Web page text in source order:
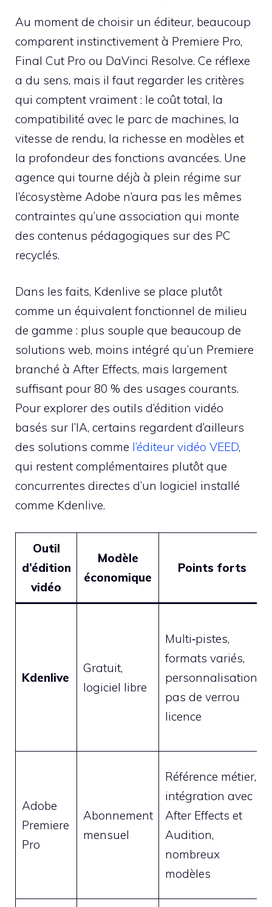
Au moment de choisir un éditeur, beaucoup
comparent instinctivement à Premiere Pro,
Final Cut Pro ou DaVinci Resolve. Ce réflexe
a du sens, mais il faut regarder les critères
qui comptent vraiment : le coût total, la
compatibilité avec le parc de machines, la
vitesse de rendu, la richesse en modèles et
la profondeur des fonctions avancées. Une
agence qui tourne déjà à plein régime sur
l’écosystème Adobe n’aura pas les mêmes
contraintes qu’une association qui monte
des contenus pédagogiques sur des PC
recyclés.
Dans les faits, Kdenlive se place plutôt
comme un équivalent fonctionnel de milieu
de gamme : plus souple que beaucoup de
solutions web, moins intégré qu’un Premiere
branché à After Effects, mais largement
suffisant pour 80 % des usages courants.
Pour explorer des outils d’édition vidéo
basés sur l’IA, certains regardent d’ailleurs
des solutions comme l’éditeur vidéo VEED,
qui restent complémentaires plutôt que
concurrentes directes d’un logiciel installé
comme Kdenlive.
Outil
d’édition
vidéo
Modèle
économique
Points forts
Kdenlive
Gratuit,
logiciel libre
Multi‑pistes,
formats variés,
personnalisation,
pas de verrou
licence
Adobe
Premiere
Pro
Abonnement
mensuel
Référence métier,
intégration avec
After Effects et
Audition,
nombreux
modèles